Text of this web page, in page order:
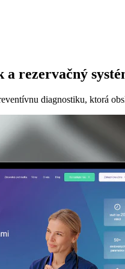
rezervačný
diagnostiku, ktorá